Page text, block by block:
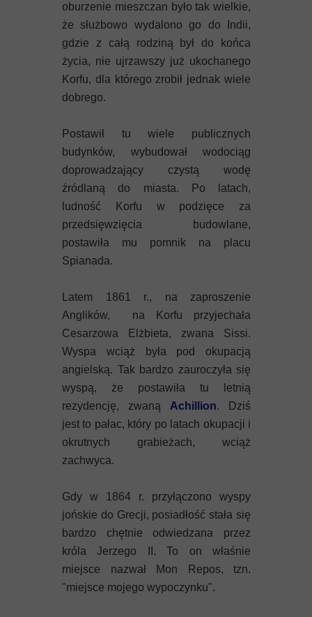
oburzenie mieszczan było tak wielkie,
że służbowo wydalono go do Indii,
gdzie z całą rodziną był do końca
życia, nie ujrzawszy już ukochanego
Korfu, dla którego zrobił jednak wiele
dobrego.
Postawił tu wiele publicznych
budynków, wybudował wodociąg
doprowadzający czystą wodę
źródlaną do miasta. Po latach,
ludność Korfu w podzięce za
przedsięwzięcia budowlane,
postawiła mu pomnik na placu
Spianada.
Latem 1861 r., na zaproszenie
Anglików, na Korfu przyjechała
Cesarzowa Elżbieta, zwana Sissi.
Wyspa wciąż była pod okupacją
angielską. Tak bardzo zauroczyła się
wyspą, że postawiła tu letnią
rezydencję, zwaną Achillion. Dziś
jest to pałac, który po latach okupacji i
okrutnych grabieżach, wciąż
zachwyca.
Gdy w 1864 r. przyłączono wyspy
jońskie do Grecji, posiadłość stała się
bardzo chętnie odwiedzana przez
króla Jerzego II. To on właśnie
miejsce nazwał Mon Repos, tzn.
"miejsce mojego wypoczynku".